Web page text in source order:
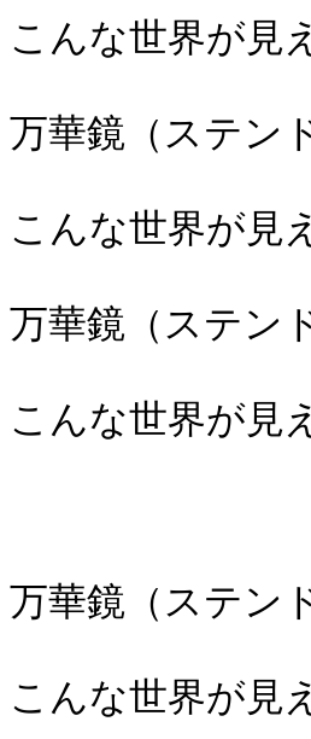
こんな世界が見
万華鏡（ステン
こんな世界が見
万華鏡（ステン
こんな世界が見
万華鏡（ステン
こんな世界が見